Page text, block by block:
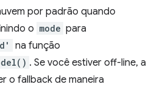
por padrão quando
o mode para
na função
. Se você estiver off-line, a
o fallback de maneira